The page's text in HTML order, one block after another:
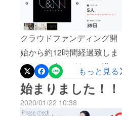
クラウドファンディング開
始から約12時間経過致しま
した。５人のパトロン様に
ご支援いただけている！！
嬉しい限りです。しかもエ
シカルTシャツの４枚のご希
もっと見る
始まりました！！
2020/01/22 10:38